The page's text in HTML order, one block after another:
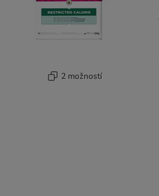
2 možností